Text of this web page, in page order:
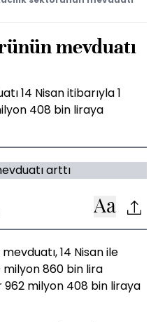
mevduatı
14 Nisan itibarıyla 1
408 bin liraya
14 Nisan ile
860 bin lira
milyon 408 bin liraya